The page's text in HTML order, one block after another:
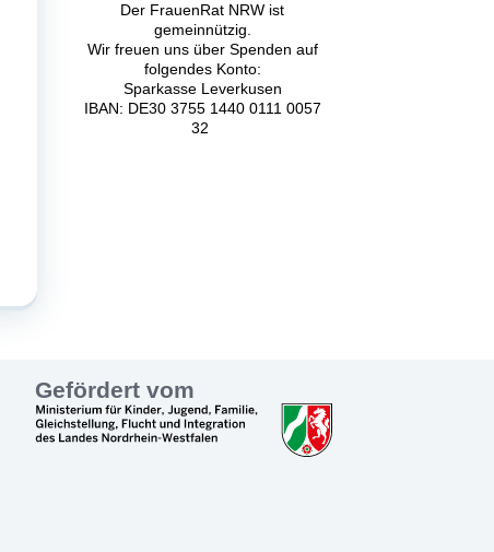
Der FrauenRat NRW ist
gemeinnützig.
Wir freuen uns über Spenden auf
folgendes Konto:
Sparkasse Leverkusen
IBAN: DE30 3755 1440 0111 0057
32